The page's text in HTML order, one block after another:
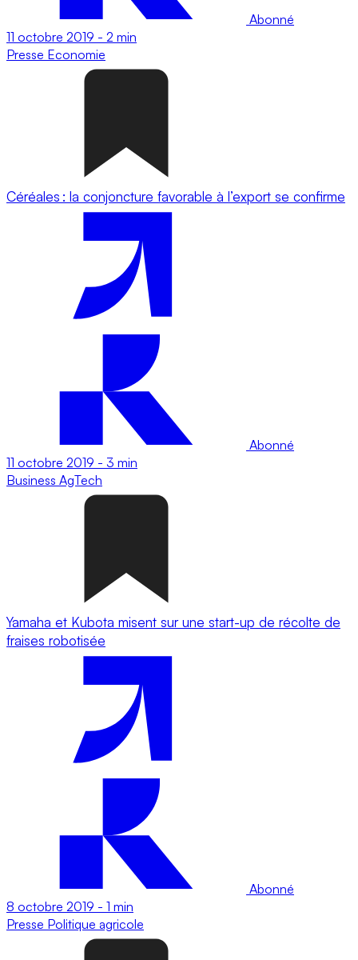
Abonné
11 octobre 2019 - 2 min
Presse Economie
Céréales : la conjoncture favorable à l’export se confirme
Abonné
11 octobre 2019 - 3 min
Business AgTech
Yamaha et Kubota misent sur une start-up de récolte de
fraises robotisée
Abonné
8 octobre 2019 - 1 min
Presse Politique agricole